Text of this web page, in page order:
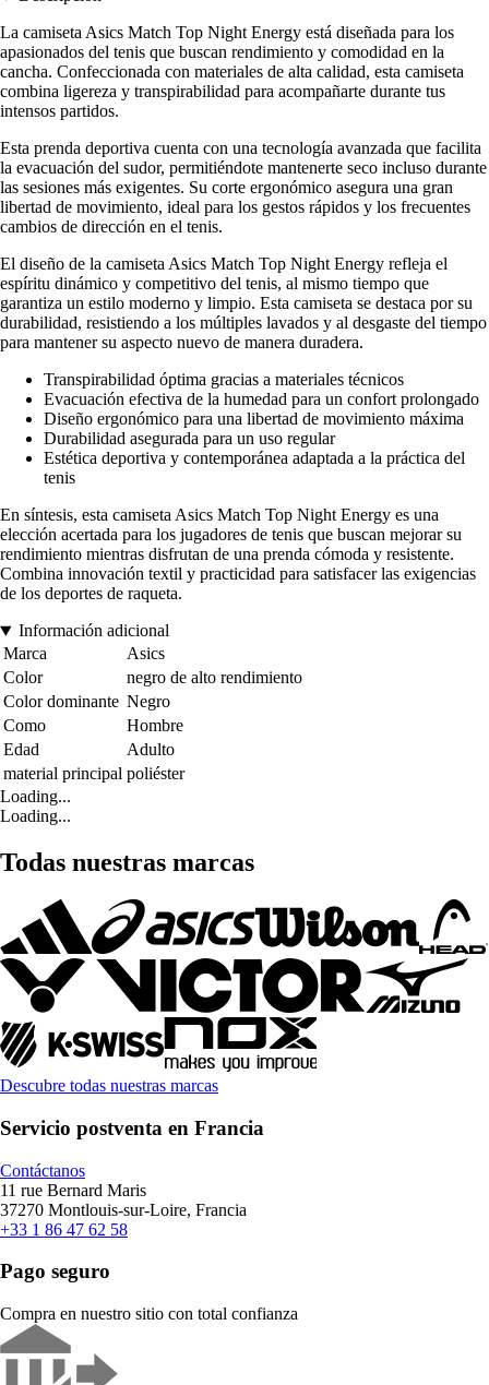
La camiseta Asics Match Top Night Energy está diseñada para los
apasionados del tenis que buscan rendimiento y comodidad en la
cancha. Confeccionada con materiales de alta calidad, esta camiseta
combina ligereza y transpirabilidad para acompañarte durante tus
intensos partidos.
Esta prenda deportiva cuenta con una tecnología avanzada que facilita
la evacuación del sudor, permitiéndote mantenerte seco incluso durante
las sesiones más exigentes. Su corte ergonómico asegura una gran
libertad de movimiento, ideal para los gestos rápidos y los frecuentes
cambios de dirección en el tenis.
El diseño de la camiseta Asics Match Top Night Energy refleja el
espíritu dinámico y competitivo del tenis, al mismo tiempo que
garantiza un estilo moderno y limpio. Esta camiseta se destaca por su
durabilidad, resistiendo a los múltiples lavados y al desgaste del tiempo
para mantener su aspecto nuevo de manera duradera.
Transpirabilidad óptima gracias a materiales técnicos
Evacuación efectiva de la humedad para un confort prolongado
Diseño ergonómico para una libertad de movimiento máxima
Durabilidad asegurada para un uso regular
Estética deportiva y contemporánea adaptada a la práctica del
tenis
En síntesis, esta camiseta Asics Match Top Night Energy es una
elección acertada para los jugadores de tenis que buscan mejorar su
rendimiento mientras disfrutan de una prenda cómoda y resistente.
Combina innovación textil y practicidad para satisfacer las exigencias
de los deportes de raqueta.
Información adicional
Marca
Asics
Color
negro de alto rendimiento
Color dominante Negro
Como
Hombre
Edad
Adulto
material principal poliéster
Loading...
Loading...
Todas nuestras marcas
Descubre todas nuestras marcas
Servicio postventa en Francia
Contáctanos
11 rue Bernard Maris
37270 Montlouis-sur-Loire, Francia
+33 1 86 47 62 58
Pago seguro
Compra en nuestro sitio con total confianza